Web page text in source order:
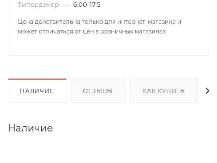
Типоразмер — 6.00-17.5
Цена действительна только для интернет-магазина и
может отличаться от цен в розничных магазинах
НАЛИЧИЕ ОТЗЫВЫ КАК КУПИТЬ
Наличие